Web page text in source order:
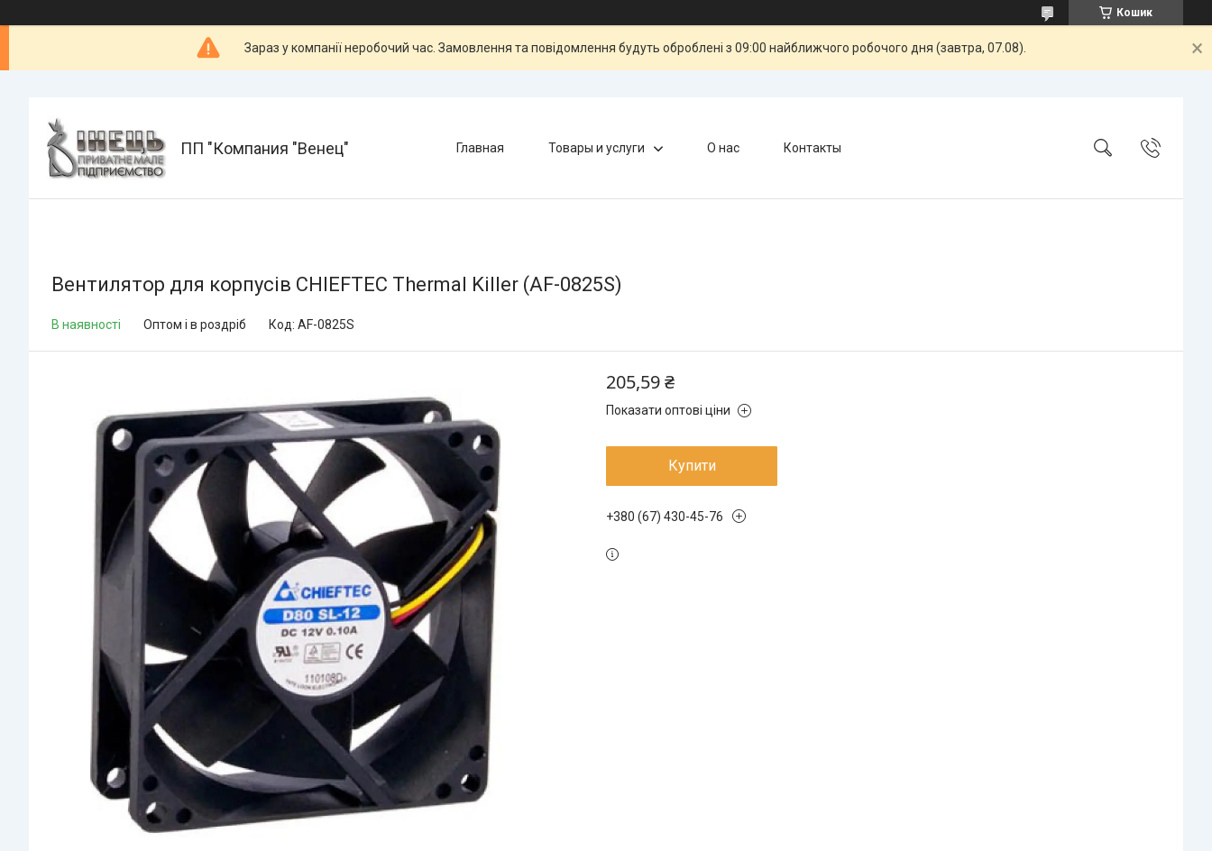
Кошик
Зараз у компанії неробочий час. Замовлення та повідомлення будуть оброблені з 09:00 найближчого робочого дня (завтра, 07.08).
ПП "Компания "Венец" Главная Товары и услуги О нас Контакты
Вентилятор для корпусів CHIEFTEC Thermal Killer (AF-0825S)
В наявності Оптом і в роздріб Код: AF-0825S
205,59 ₴
Показати оптові ціни
Купити
+380 (67) 430-45-76